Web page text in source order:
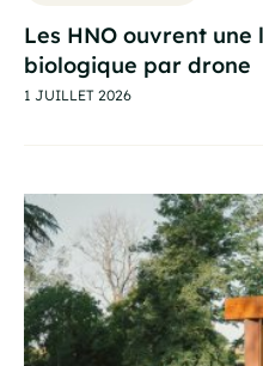
Les HNO ouvrent
biologique par drone
1 JUILLET 2026